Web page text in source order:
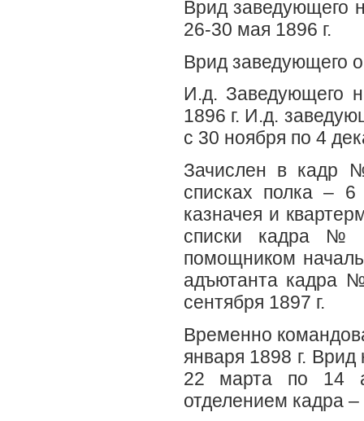
Врид заведующего
26-30 мая 1896 г.
Врид заведующего
И.д. Заведующего
1896 г. И.д.
с 30 ноября по 4
Зачислен в кадр
списках полка –
казначея и
списки кадра №
помощником
адъютанта кадра
сентября 1897 г.
Временно
января 1898 г.
22 марта по 14
отделением кадра